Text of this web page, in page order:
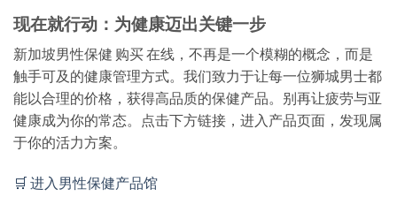
现在就行动：为健康迈出关键一步
新加坡男性保健 购买 在线，不再是一个模糊的概念，而是
触手可及的健康管理方式。我们致力于让每一位狮城男士都
能以合理的价格，获得高品质的保健产品。别再让疲劳与亚
健康成为你的常态。点击下方链接，进入产品页面，发现属
于你的活力方案。
🛒 进入男性保健产品馆